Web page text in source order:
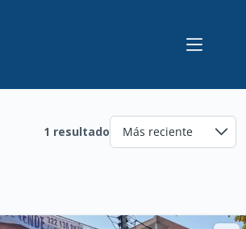
1 resultado